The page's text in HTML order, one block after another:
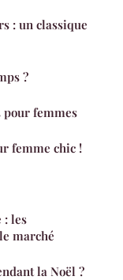
: un classique
?
pour femmes
femme chic !
: les
marché
la Noël ?